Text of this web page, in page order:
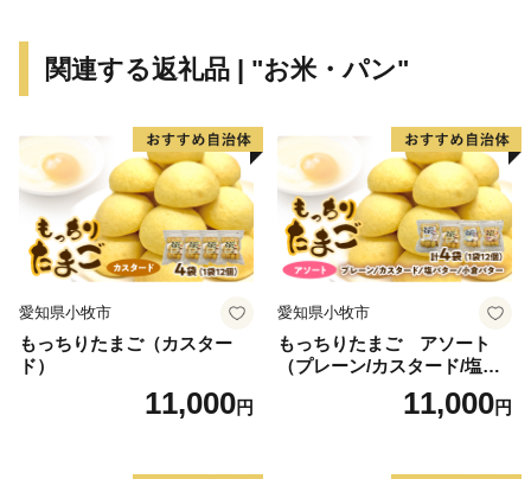
関連する返礼品 | "お米・パン"
愛知県小牧市
もっちりたまご（カスター
ド）
11,000円
愛知県小牧市
もっちりたまご アソート
（プレーン/カスタード/塩バ
ター/小倉バター）11,000円